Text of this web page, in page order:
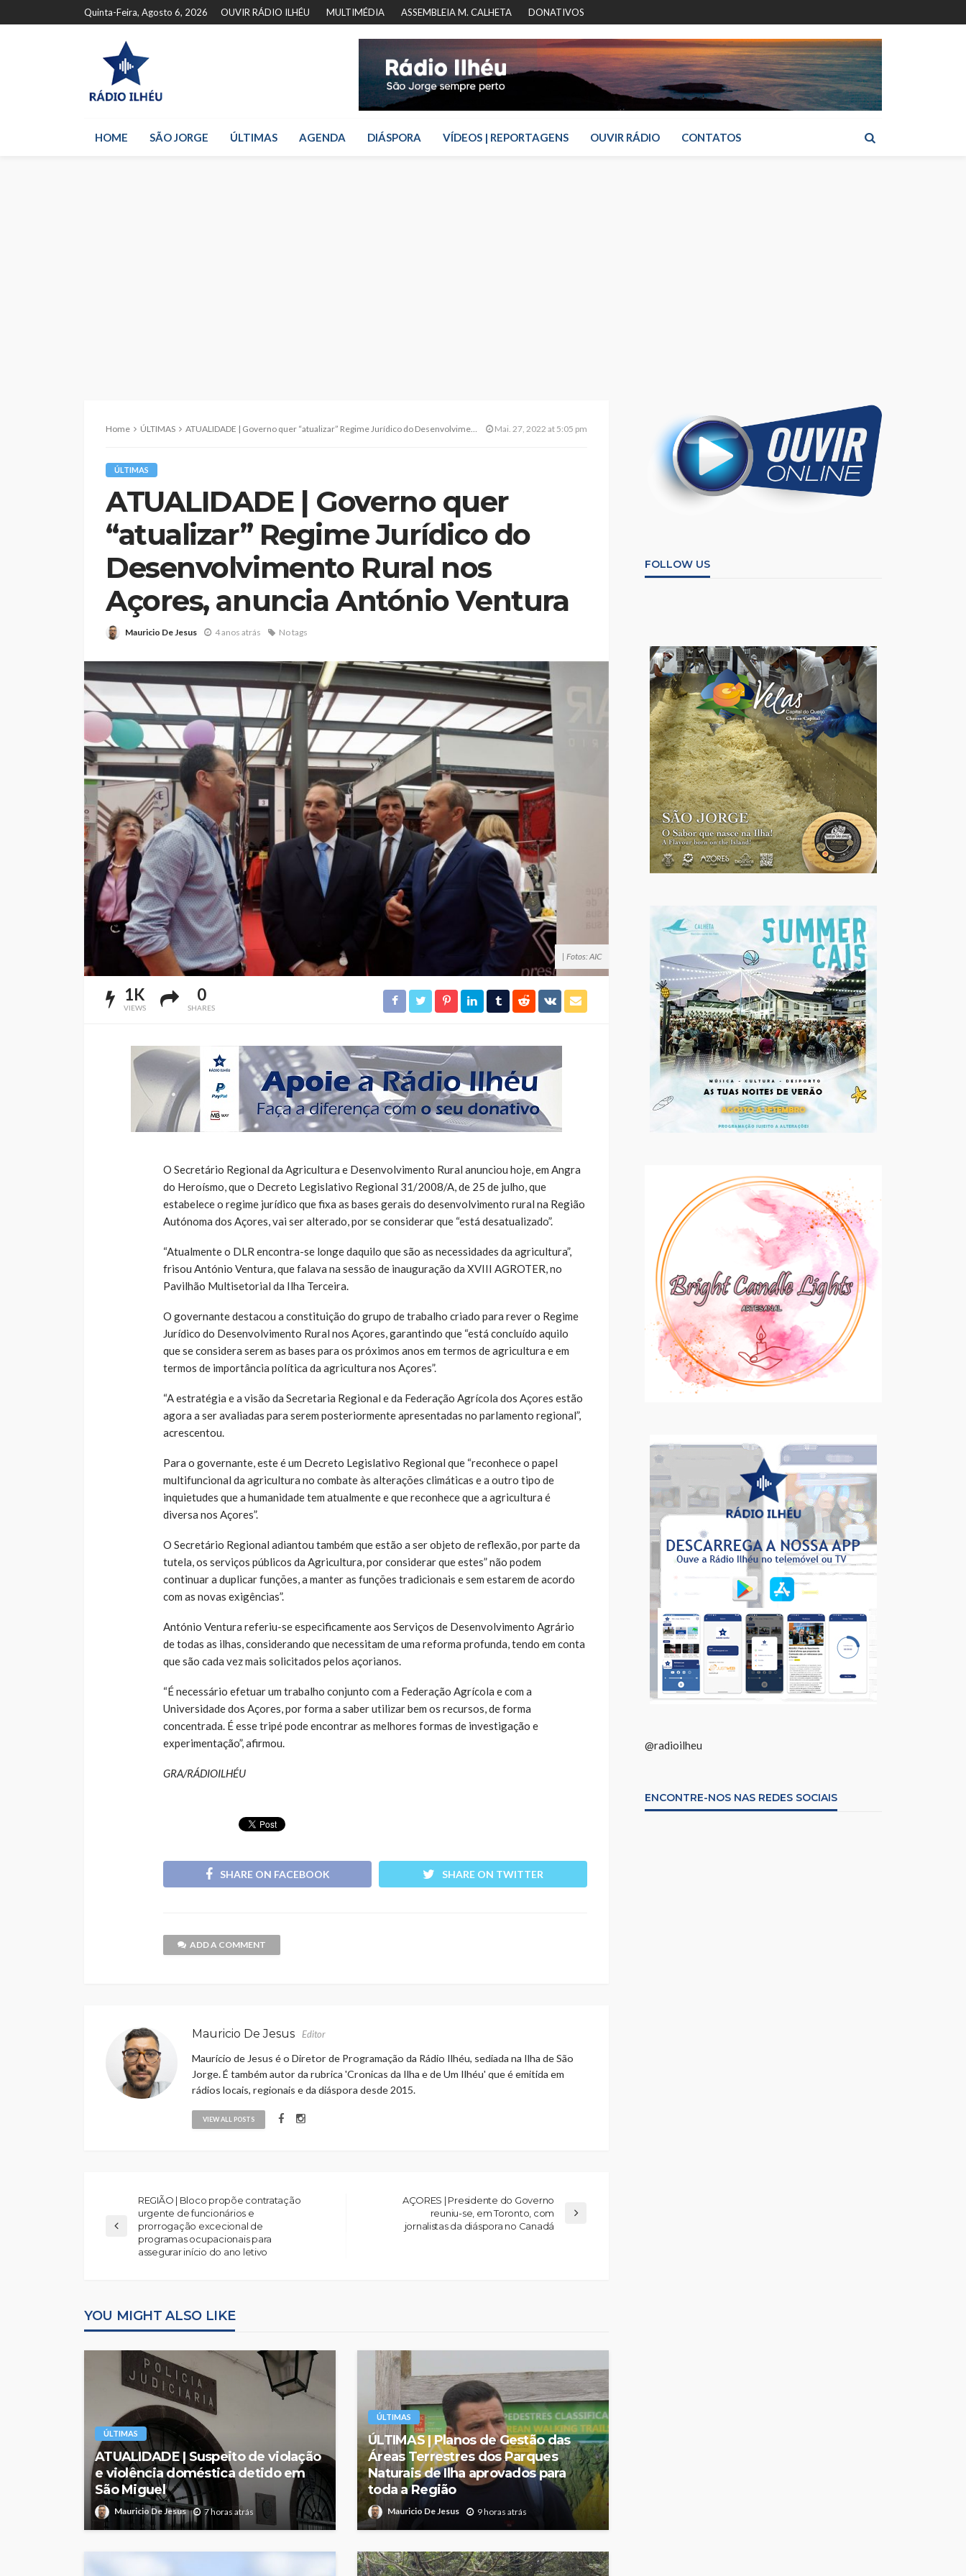
Quinta-Feira, Agosto 6, 2026 OUVIR RÁDIO ILHÉU MULTIMÉDIA ASSEMBLEIA M. CALHETA DONATIVOS
HOME SÃO JORGE ÚLTIMAS AGENDA DIÁSPORA VÍDEOS | REPORTAGENS OUVIR RÁDIO CONTATOS
Home ÚLTIMAS ATUALIDADE | Governo quer “atualizar” Regime Jurídico do Desenvolvimento Rural nos Açores, anuncia António Ventura Mai. 27, 2022 at 5:05 pm
ÚLTIMAS
ATUALIDADE | Governo quer
“atualizar” Regime Jurídico do
Desenvolvimento Rural nos
Açores, anuncia António Ventura
Mauricio De Jesus 4 anos atrás No tags
| Fotos: AIC
1K
VIEWS
0
SHARES
O Secretário Regional da Agricultura e Desenvolvimento Rural anunciou hoje, em Angra
do Heroísmo, que o Decreto Legislativo Regional 31/2008/A, de 25 de julho, que
estabelece o regime jurídico que fixa as bases gerais do desenvolvimento rural na Região
Autónoma dos Açores, vai ser alterado, por se considerar que “está desatualizado”.
“Atualmente o DLR encontra-se longe daquilo que são as necessidades da agricultura”,
frisou António Ventura, que falava na sessão de inauguração da XVIII AGROTER, no
Pavilhão Multisetorial da Ilha Terceira.
O governante destacou a constituição do grupo de trabalho criado para rever o Regime
Jurídico do Desenvolvimento Rural nos Açores, garantindo que “está concluído aquilo
que se considera serem as bases para os próximos anos em termos de agricultura e em
termos de importância política da agricultura nos Açores”.
“A estratégia e a visão da Secretaria Regional e da Federação Agrícola dos Açores estão
agora a ser avaliadas para serem posteriormente apresentadas no parlamento regional”,
acrescentou.
Para o governante, este é um Decreto Legislativo Regional que “reconhece o papel
multifuncional da agricultura no combate às alterações climáticas e a outro tipo de
inquietudes que a humanidade tem atualmente e que reconhece que a agricultura é
diversa nos Açores”.
O Secretário Regional adiantou também que estão a ser objeto de reflexão, por parte da
tutela, os serviços públicos da Agricultura, por considerar que estes” não podem
continuar a duplicar funções, a manter as funções tradicionais e sem estarem de acordo
com as novas exigências”.
António Ventura referiu-se especificamente aos Serviços de Desenvolvimento Agrário
de todas as ilhas, considerando que necessitam de uma reforma profunda, tendo em conta
que são cada vez mais solicitados pelos açorianos.
“É necessário efetuar um trabalho conjunto com a Federação Agrícola e com a
Universidade dos Açores, por forma a saber utilizar bem os recursos, de forma
concentrada. É esse tripé pode encontrar as melhores formas de investigação e
experimentação”, afirmou.
GRA/RÁDIOILHÉU
SHARE ON FACEBOOK SHARE ON TWITTER
ADD A COMMENT
Mauricio De Jesus Editor
Maurício de Jesus é o Diretor de Programação da Rádio Ilhéu, sediada na Ilha de São
Jorge. É também autor da rubrica 'Cronicas da Ilha e de Um Ilhéu' que é emitida em
rádios locais, regionais e da diáspora desde 2015.
VIEW ALL POSTS
REGIÃO | Bloco propõe contratação
urgente de funcionários e
prorrogação excecional de
programas ocupacionais para
assegurar início do ano letivo
AÇORES | Presidente do Governo
reuniu-se, em Toronto, com
jornalistas da diáspora no Canadá
YOU MIGHT ALSO LIKE
ÚLTIMAS
ATUALIDADE | Suspeito de violação
e violência doméstica detido em
São Miguel
Mauricio De Jesus 7 horas atrás
ÚLTIMAS
ÚLTIMAS | Planos de Gestão das
Áreas Terrestres dos Parques
Naturais de Ilha aprovados para
toda a Região
Mauricio De Jesus 9 horas atrás
FOLLOW US
@radioilheu
ENCONTRE-NOS NAS REDES SOCIAIS